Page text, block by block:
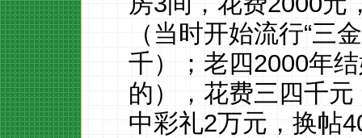
（当时开始流行“三
千）；老四2000年
的），花费三四千
中彩礼2万元，换帖